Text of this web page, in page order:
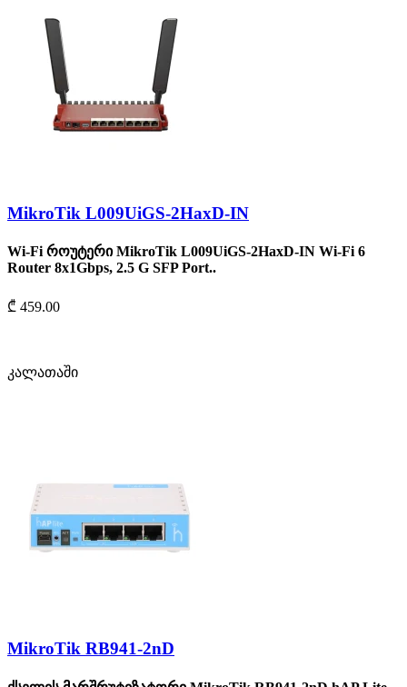
MikroTik L009UiGS-2HaxD-IN
Wi-Fi როუტერი MikroTik L009UiGS-2HaxD-IN Wi-Fi 6
Router 8x1Gbps, 2.5 G SFP Port..
₾ 459.00
კალათაში
MikroTik RB941-2nD